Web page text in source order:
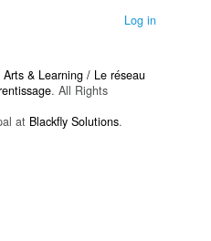
Log in
& Learning / Le réseau
. All Rights
at Blackfly Solutions.